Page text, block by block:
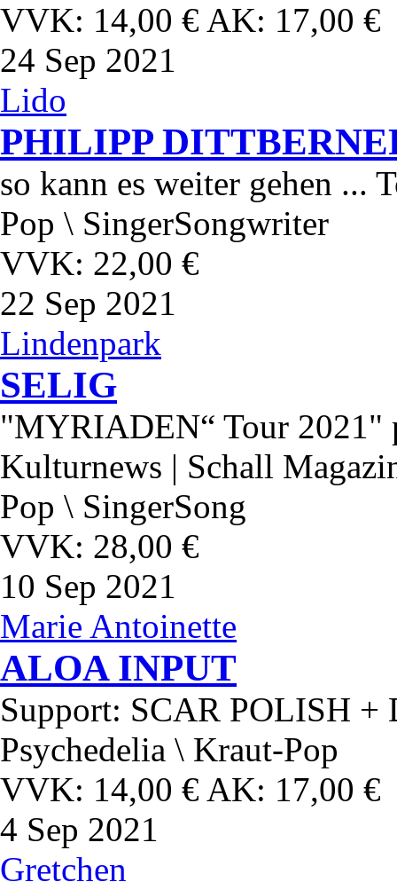
VVK: 14,00 € AK: 17,00 €
24 Sep 2021
Lido
PHILIPP
so kann es weiter gehen ...
Pop \ SingerSongwriter
VVK: 22,00 €
22 Sep 2021
Lindenpark
SELIG
"MYRIADEN“ Tour 2021"
Kulturnews | Schall
Pop \ SingerSong
VVK: 28,00 €
10 Sep 2021
Marie Antoinette
ALOA INPUT
Support: SCAR POLISH +
Psychedelia \ Kraut-Pop
VVK: 14,00 € AK: 17,00 €
4 Sep 2021
Gretchen